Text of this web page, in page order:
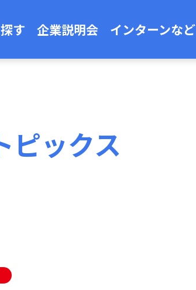
す 企業説明会 インターンなど
ピックス